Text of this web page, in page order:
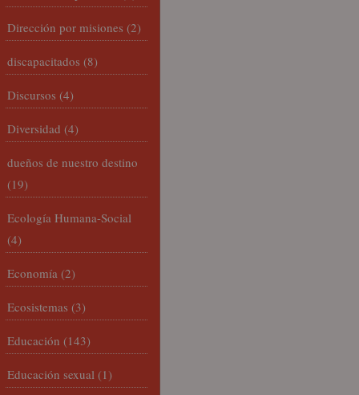
Dirección por misiones (2)
discapacitados (8)
Discursos (4)
Diversidad (4)
dueños de nuestro destino
(19)
Ecología Humana-Social
(4)
Economía (2)
Ecosistemas (3)
Educación (143)
Educación sexual (1)